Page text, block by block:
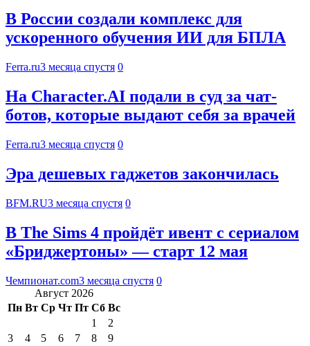
В России создали комплекс для
ускоренного обучения ИИ для БПЛА
Ferra.ru3 месяца спустя 0
На Character.AI подали в суд за чат-
ботов, которые выдают себя за врачей
Ferra.ru3 месяца спустя 0
Эра дешевых гаджетов закончилась
BFM.RU3 месяца спустя 0
В The Sims 4 пройдёт ивент с сериалом
«Бриджертоны» — старт 12 мая
Чемпионат.com3 месяца спустя 0
Август 2026
Пн Вт Ср Чт Пт Сб Вс
1
2
3
4 5 6 7 8
9